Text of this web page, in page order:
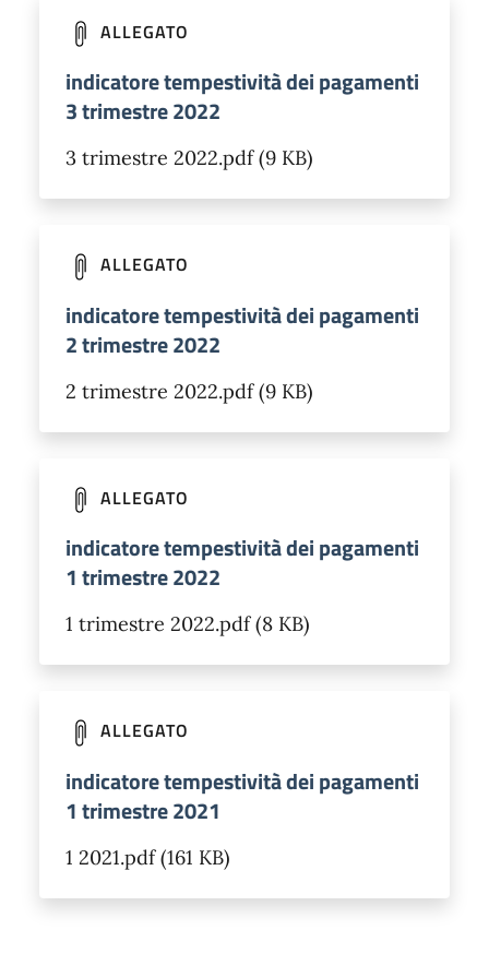
ALLEGATO
indicatore tempestività dei pagamenti
3 trimestre 2022
3 trimestre 2022.pdf (9 KB)
ALLEGATO
indicatore tempestività dei pagamenti
2 trimestre 2022
2 trimestre 2022.pdf (9 KB)
ALLEGATO
indicatore tempestività dei pagamenti
1 trimestre 2022
1 trimestre 2022.pdf (8 KB)
ALLEGATO
indicatore tempestività dei pagamenti
1 trimestre 2021
1 2021.pdf (161 KB)